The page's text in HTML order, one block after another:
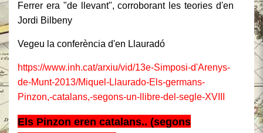
Ferrer era "de llevant", corroborant les teories d'en
Jordi Bilbeny
Vegeu la conferència d'en Llauradó
https://www.inh.cat/arxiu/vid/13e-Simposi-d'Arenys-
de-Munt-2013/Miquel-Llaurado-Els-germans-
Pinzon,-catalans,-segons-un-llibre-del-segle-XVIII
Els Pinzon eren catalans.. (segons